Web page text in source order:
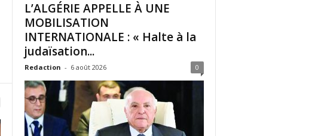
L’ALGÉRIE APPELLE À UNE
MOBILISATION
INTERNATIONALE : « Halte à la
judaïsation...
Redaction - 6 août 2026 0